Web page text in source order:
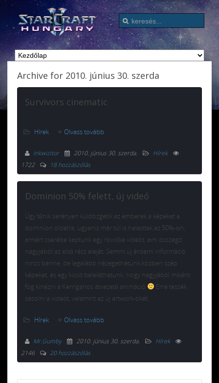
Archive for 2010. június 30. szerda
Survivors cinematic
Hírek Olvass tovább
inkwizitor 2010. június 30. szerda.
Hírek
1722
18 hozzászólás
Dominion 50% felett, új videó
Úgy tűnik serényen küldözgetik az emberek a képeket a
dominion oldalra, ugyanis már túl is haladtak az 50%-on,
amiért cserébe kaptunk egy rövidke videót, ami összegzi
nagyjából az első rész elejét. Semmi új érdemi információ
nincs benne, de legalább nézegethetünk közben szép
képeket, és egy kicsit beleláthatunk, hogy nagyjából miként
fog kinézni a Kerriganos átvezető animáció
Erre tessék
sasolni a videót, valamint az új artwork-öket.
Hírek Olvass tovább
Mr.Gumby 2010. június 30. szerda.
Hírek
2146
20 hozzászólás